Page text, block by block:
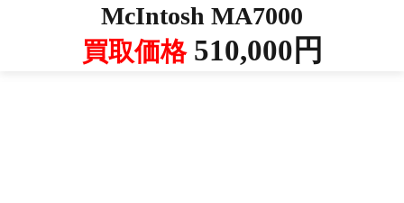
McIntosh MA7000
買取価格510,000円